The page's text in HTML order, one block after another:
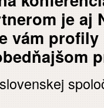
je aj
vám